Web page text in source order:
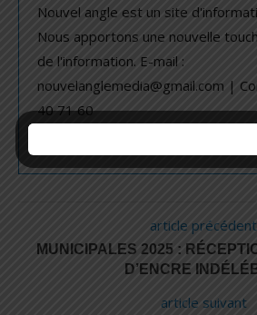
Nouvel angle est un site
Nous apportons une nouvelle
de l'information. E-mail :
nouvelanglemedia@gmail.com |
40 71 60
article précédent
MUNICIPALES 2025 :
D’ENCRE
article suivant